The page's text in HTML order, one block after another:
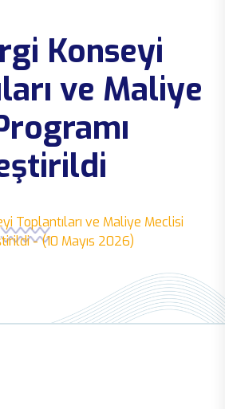
Konseyi
ve Maliye
Toplantıları ve Maliye Meclisi
- (10 Mayıs 2026)